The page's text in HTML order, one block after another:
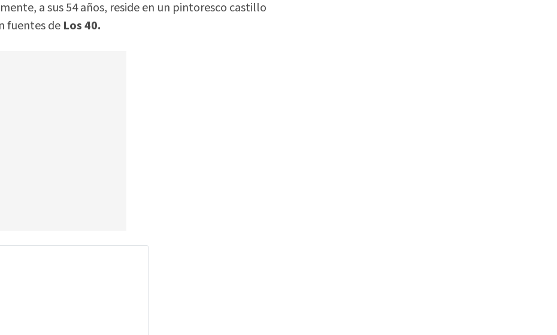
a sus 54 años, reside en un pintoresco castillo
fuentes de Los 40.